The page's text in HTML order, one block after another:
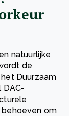
natuurlijke
de
Duurzaam
DAC-
behoeven om